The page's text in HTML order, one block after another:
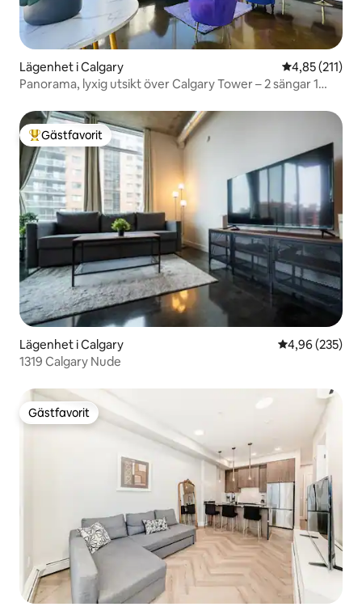
Lägenhet i Calgary 4,85 av 5 i
4,85 (211)
Panorama, lyxig utsikt över Calgary Tower – 2 sängar 1
Populär gästfavorit
Gästfavorit
Lägenhet i Calgary 4,96 av 5 i
4,96 (235)
1319 Calgary Nude
Gästfavorit
Gästfavorit